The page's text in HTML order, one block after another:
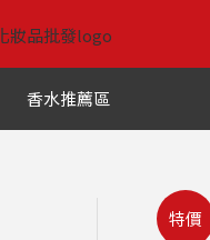
香水推薦區
特價